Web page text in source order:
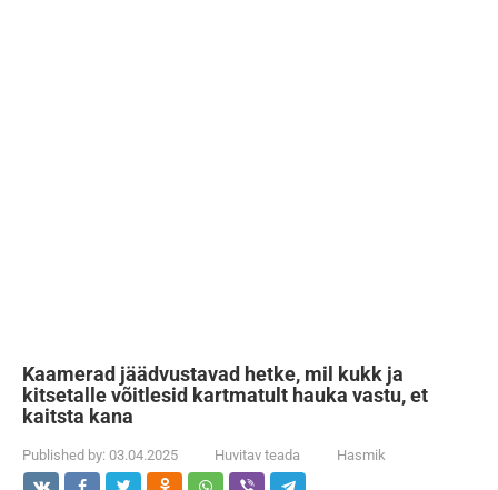
Kaamerad jäädvustavad hetke, mil kukk ja
kitsetalle võitlesid kartmatult hauka vastu, et
kaitsta kana
Published by: 03.04.2025 Huvitav teada Hasmik